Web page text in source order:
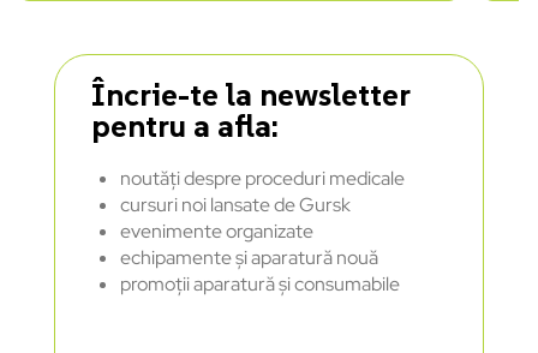
Încrie-te la newsletter
pentru a afla:
noutăți despre proceduri medicale
cursuri noi lansate de Gursk
evenimente organizate
echipamente și aparatură nouă
promoții aparatură și consumabile